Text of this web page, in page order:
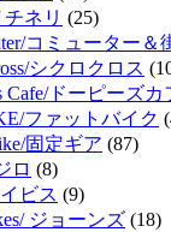
ネリ (25)
コミューター＆
シクロクロス
Cafe/ドーピーズカ
ファットバイク
固定ギア (87)
ロ (8)
ビス (9)
ジョーンズ (18)